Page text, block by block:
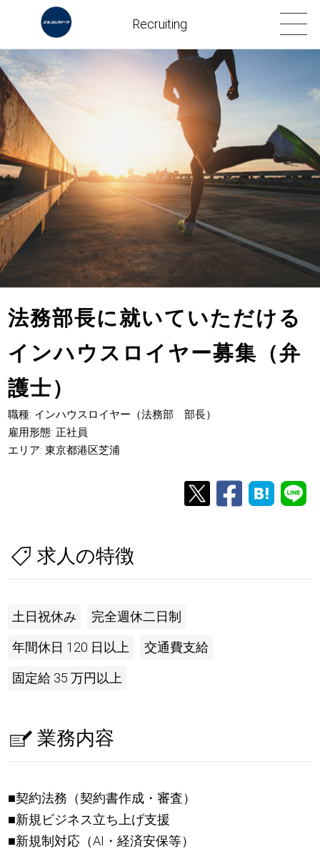
Recruiting
法務部長に就いていただける
インハウスロイヤー募集（弁
護士）
職種: インハウスロイヤー（法務部 部長）
雇用形態: 正社員
エリア: 東京都港区芝浦
求人の特徴
土日祝休み 完全週休二日制
年間休日 120 日以上 交通費支給
固定給 35 万円以上
業務内容
■契約法務（契約書作成・審査）
■新規ビジネス立ち上げ支援
■新規制対応（AI・経済安保等）